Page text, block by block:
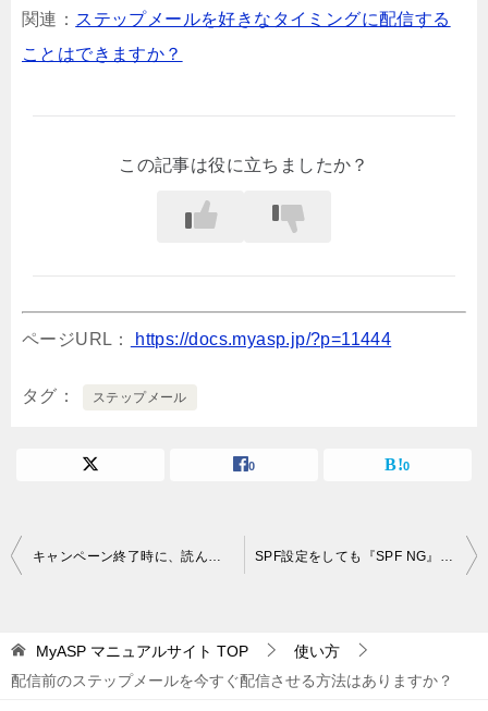
関連： ステップメールを好きなタイミングに配信する
ことはできますか？
この記事は役に立ちましたか？
ページURL： https://docs.myasp.jp/?p=11444
タグ ステップメール
0 0
投
ビ
ゲ
キャンペーン終了時に、読んでいない人を自動的に配信解除することはできますか？ SPF設定をしても『SPF NG』の警告が解消されない原因を教えてください
MyASP マニュアルサイト TOP
使い方
配信前のステップメールを今すぐ配信させる方法はありますか？